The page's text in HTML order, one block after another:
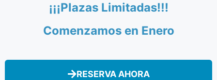
¡¡¡Plazas Limitadas!!!
Comenzamos en Enero
RESERVA AHORA